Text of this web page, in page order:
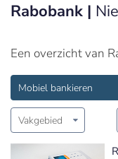
Rabobank |
Een overzicht van
Mobiel bankieren
Vakgebied